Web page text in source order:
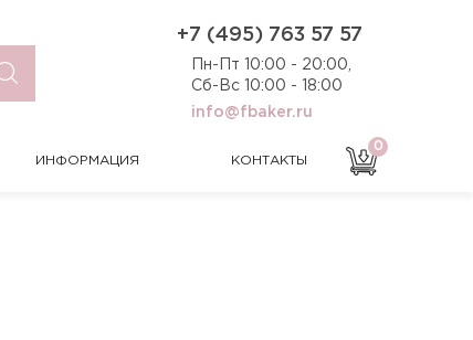
+7 (495) 763 57 57
Пн-Пт 10:00 - 20:00,
Сб-Вс 10:00 - 18:00
info@fbaker.ru
ИНФОРМАЦИЯ КОНТАКТЫ
0
КОНТАКТЫ